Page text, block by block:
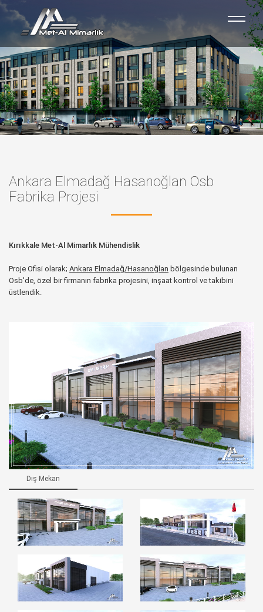
Ankara Elmadağ Hasanoğlan Osb
Fabrika Projesi
Kırıkkale Met-Al Mimarlık Mühendislik
Proje Ofisi olarak; Ankara Elmadağ/Hasanoğlan bölgesinde bulunan
Osb'de, özel bir firmanın fabrika projesini, inşaat kontrol ve takibini
üstlendik.
Dış Mekan